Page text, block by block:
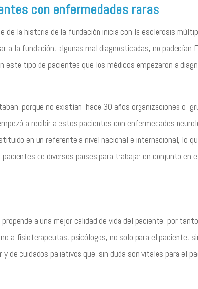
con enfermedades raras
de la historia de la fundación inicia con la esclerosis
a la fundación, algunas mal diagnosticadas, no padecían
tipo de pacientes que los médicos empezaron a
porque no existían hace 30 años organizaciones o
a recibir a estos pacientes con enfermedades
en un referente a nivel nacional e internacional, lo
de diversos países para trabajar en conjunto en
a una mejor calidad de vida del paciente, por
a fisioterapeutas, psicólogos, no solo para el paciente,
de cuidados paliativos que, sin duda son vitales para el